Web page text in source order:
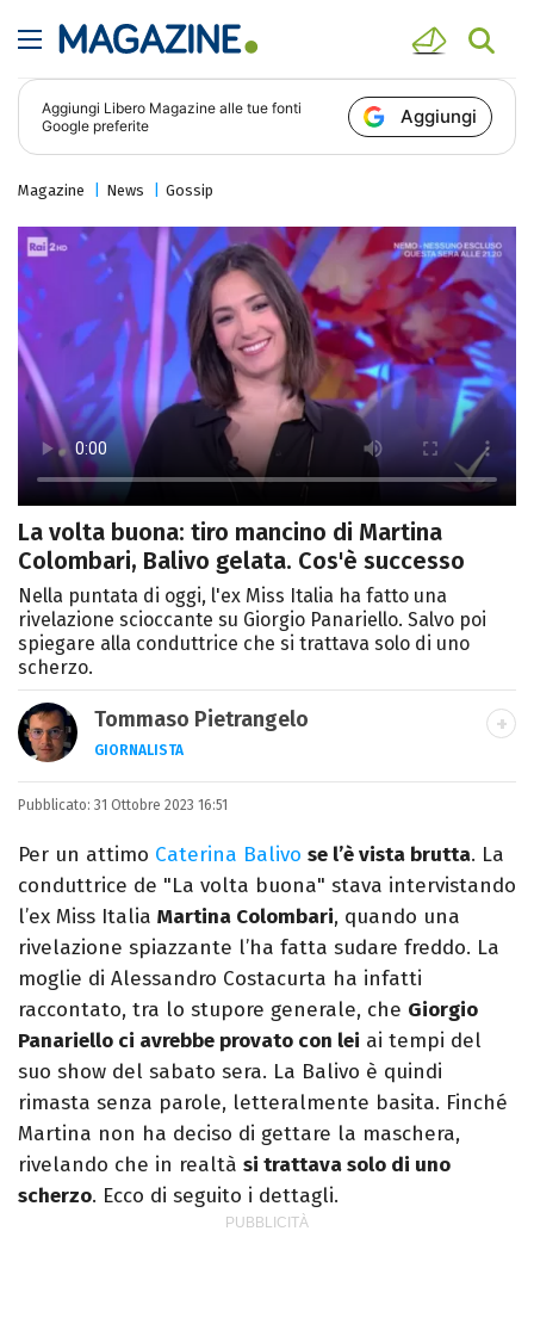
Aggiungi Libero Magazine alle tue fonti
Google preferite
Aggiungi
Magazine News Gossip
La volta buona: tiro mancino di Martina
Colombari, Balivo gelata. Cos'è successo
Nella puntata di oggi, l'ex Miss Italia ha fatto una
rivelazione scioccante su Giorgio Panariello. Salvo poi
spiegare alla conduttrice che si trattava solo di uno
scherzo.
Tommaso Pietrangelo
GIORNALISTA
Autore, giornalista, cantautore. Laureato in
cinema, poesia e Shakespeare. Scrive
canzoni e ama i gatti.
Pubblicato: 31 Ottobre 2023 16:51
Per un attimo Caterina Balivo se l’è vista brutta. La
conduttrice de "La volta buona" stava intervistando
l’ex Miss Italia Martina Colombari, quando una
rivelazione spiazzante l’ha fatta sudare freddo. La
moglie di Alessandro Costacurta ha infatti
raccontato, tra lo stupore generale, che Giorgio
Panariello ci avrebbe provato con lei ai tempi del
suo show del sabato sera. La Balivo è quindi
rimasta senza parole, letteralmente basita. Finché
Martina non ha deciso di gettare la maschera,
rivelando che in realtà si trattava solo di uno
scherzo. Ecco di seguito i dettagli.